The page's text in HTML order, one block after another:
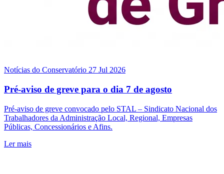
Notícias do Conservatório 27 Jul 2026
Pré-aviso de greve para o dia 7 de agosto
Pré-aviso de greve convocado pelo STAL – Sindicato Nacional dos
Trabalhadores da Administração Local, Regional, Empresas
Públicas, Concessionários e Afins.
Ler mais